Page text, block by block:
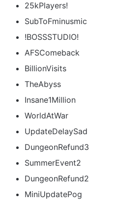
25kPlayers!
SubToFminusmic
!BOSSSTUDIO!
AFSComeback
BillionVisits
TheAbyss
Insane1Million
WorldAtWar
UpdateDelaySad
DungeonRefund3
SummerEvent2
DungeonRefund2
MiniUpdatePog